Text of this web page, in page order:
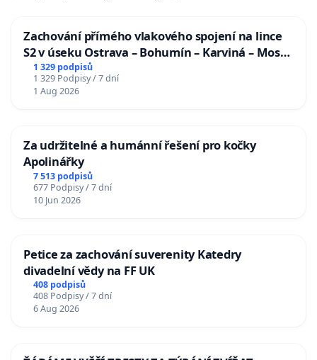
Zachování přímého vlakového spojení na lince
S2 v úseku Ostrava – Bohumín – Karviná – Mosty
u Jablunkova
1 329 podpisů
1 329 Podpisy / 7 dní
1 Aug 2026
Za udržitelné a humánní řešení pro kočky
Apolinářky
7 513 podpisů
677 Podpisy / 7 dní
10 Jun 2026
Petice za zachování suverenity Katedry
divadelní vědy na FF UK
408 podpisů
408 Podpisy / 7 dní
6 Aug 2026